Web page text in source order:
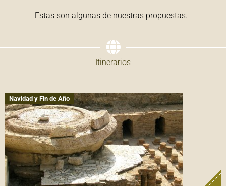
Estas son algunas de nuestras propuestas.
Itinerarios
Navidad y Fin de Año